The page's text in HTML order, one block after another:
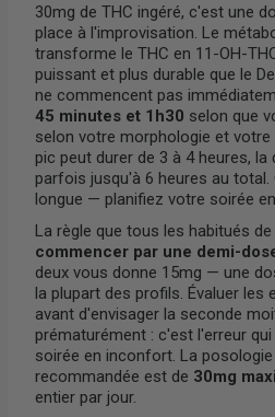
30mg de THC ingéré, c'est une
place à l'improvisation. Le
transforme le THC en 11-OH-
puissant et plus durable que le
ne commencent pas
45 minutes et 1h30 selon que
selon votre morphologie et votre
pic peut durer de 3 à 4 heures,
parfois jusqu'à 6 heures au total.
longue — planifiez votre soirée
La règle que tous les habitués
commencer par une demi-
deux vous donne 15mg — une
la plupart des profils. Évaluer
avant d'envisager la seconde
prématurément : c'est l'erreur
soirée en inconfort. La
recommandée est de 30mg
entier par jour.